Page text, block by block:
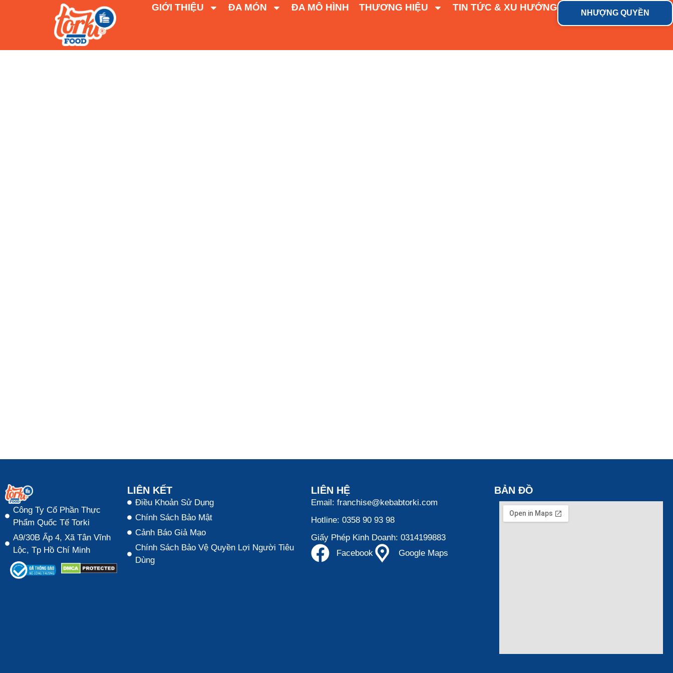
GIỚI THIỆU ĐA MÓN ĐA MÔ HÌNH THƯƠNG HIỆU TIN TỨC & XU HƯỚNG
NHƯỢNG QUYỀN
Công Ty Cổ Phần Thực
Phẩm Quốc Tế Torki
A9/30B Ấp 4, Xã Tân Vĩnh
Lộc, Tp Hồ Chí Minh
LIÊN KẾT
Điều Khoản Sử Dụng
Chính Sách Bảo Mật
Cảnh Báo Giả Mạo
Chính Sách Bảo Vệ Quyền Lợi Người Tiêu
Dùng
LIÊN HỆ
Email: franchise@kebabtorki.com
Hotline: 0358 90 93 98
Giấy Phép Kinh Doanh: 0314199883
Facebook
Google Maps
BẢN ĐỒ